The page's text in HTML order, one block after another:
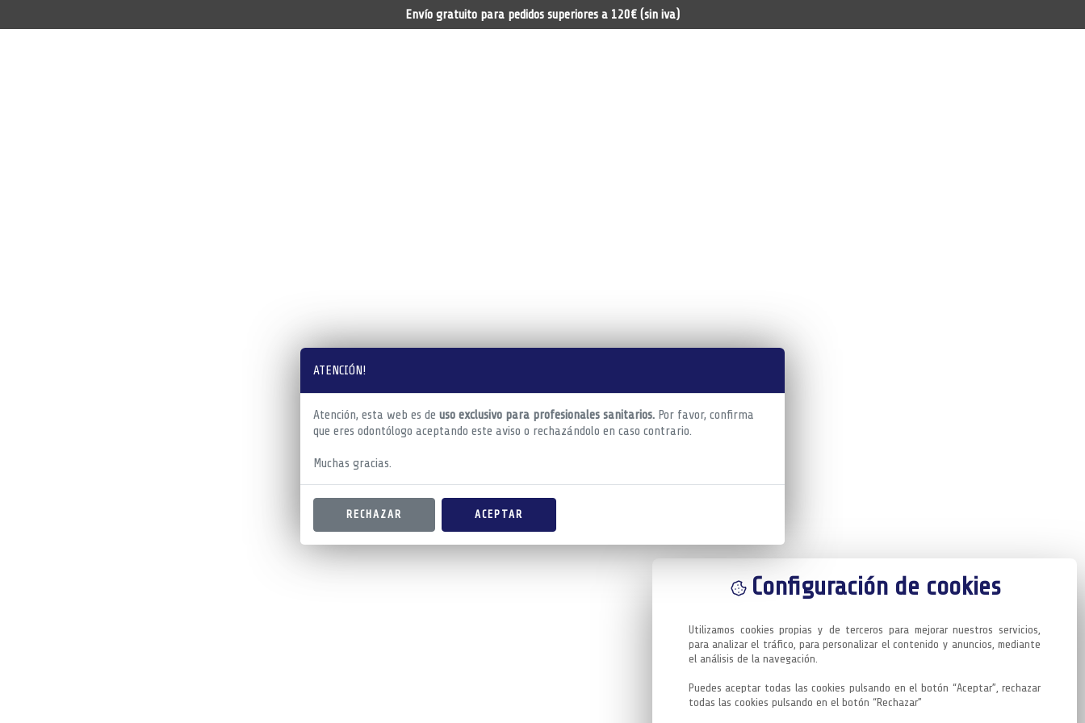
ATENCIÓN!
Atención, esta web es de uso exclusivo para profesionales sanitarios. Por favor, confirma
que eres odontólogo aceptando este aviso o rechazándolo en caso contrario.
Muchas gracias.
RECHAZAR ACEPTAR
Configuración de cookies
Utilizamos cookies propias y de terceros para mejorar nuestros servicios,
para analizar el tráfico, para personalizar el contenido y anuncios, mediante
el análisis de la navegación.
Puedes aceptar todas las cookies pulsando en el botón “Aceptar”, rechazar
todas las cookies pulsando en el botón “Rechazar”
Envío gratuito para pedidos superiores a 120€ (sin iva)